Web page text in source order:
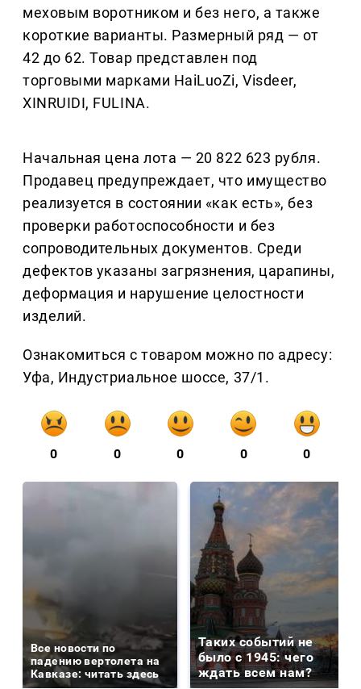
меховым воротником и без него, а также
короткие варианты. Размерный ряд — от
42 до 62. Товар представлен под
торговыми марками HaiLuoZi, Visdeer,
XINRUIDI, FULINA.
Начальная цена лота — 20 822 623 рубля.
Продавец предупреждает, что имущество
реализуется в состоянии «как есть», без
проверки работоспособности и без
сопроводительных документов. Среди
дефектов указаны загрязнения, царапины,
деформация и нарушение целостности
изделий.
Ознакомиться с товаром можно по адресу:
Уфа, Индустриальное шоссе, 37/1.
0 0 0 0 0
Все новости по
падению вертолета на
Кавказе: читать здесь
Таких событий не
было с 1945: чего
ждать всем нам?